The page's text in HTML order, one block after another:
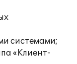
системами;
«Клиент-